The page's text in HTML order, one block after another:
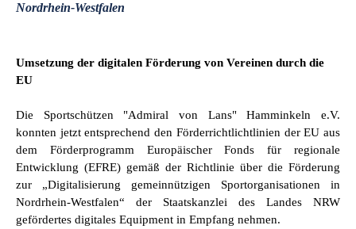
Nordrhein-Westfalen
Umsetzung der digitalen Förderung von Vereinen durch die
EU
Die Sportschützen "Admiral von Lans" Hamminkeln e.V.
konnten jetzt entsprechend den Förderrichtlichtlinien der EU aus
dem Förderprogramm Europäischer Fonds für regionale
Entwicklung (EFRE) gemäß der Richtlinie über die Förderung
zur „Digitalisierung gemeinnützigen Sportorganisationen in
Nordrhein-Westfalen“ der Staatskanzlei des Landes NRW
gefördertes digitales Equipment in Empfang nehmen.